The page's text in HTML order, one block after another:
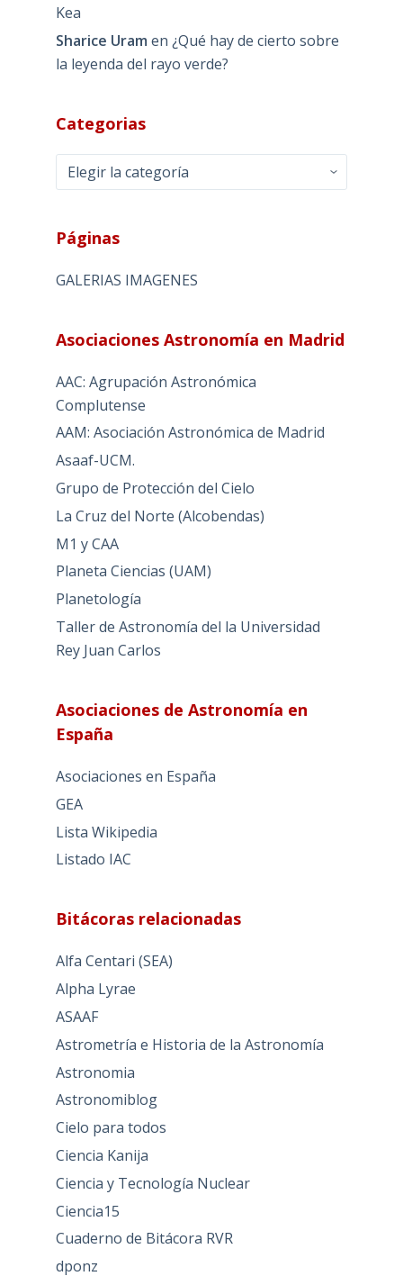
Kea
Sharice Uram en ¿Qué hay de cierto sobre
la leyenda del rayo verde?
Categorias
Categorias
Páginas
GALERIAS IMAGENES
Asociaciones Astronomía en Madrid
AAC: Agrupación Astronómica
Complutense
AAM: Asociación Astronómica de Madrid
Asaaf-UCM.
Grupo de Protección del Cielo
La Cruz del Norte (Alcobendas)
M1 y CAA
Planeta Ciencias (UAM)
Planetología
Taller de Astronomía del la Universidad
Rey Juan Carlos
Asociaciones de Astronomía en
España
Asociaciones en España
GEA
Lista Wikipedia
Listado IAC
Bitácoras relacionadas
Alfa Centari (SEA)
Alpha Lyrae
ASAAF
Astrometría e Historia de la Astronomía
Astronomia
Astronomiblog
Cielo para todos
Ciencia Kanija
Ciencia y Tecnología Nuclear
Ciencia15
Cuaderno de Bitácora RVR
dponz